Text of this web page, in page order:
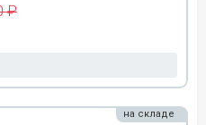
₽
на складе